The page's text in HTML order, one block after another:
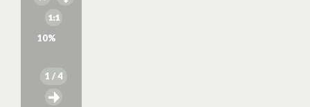
10%
1 / 4